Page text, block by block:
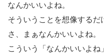
なんかいいよね。
そういうことを想像するだ
さ、まぁなんかいいよね。
こういう「なんかいいよ